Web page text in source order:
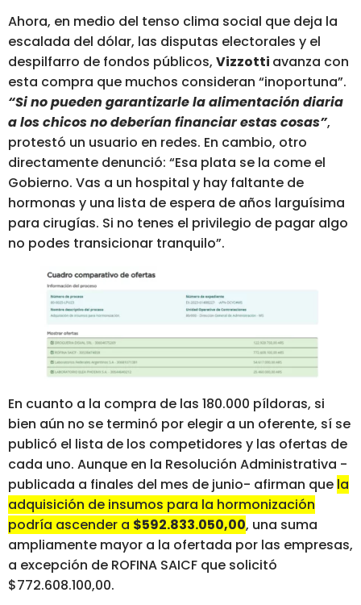
Ahora, en medio del tenso clima social que deja la
escalada del dólar, las disputas electorales y el
despilfarro de fondos públicos, Vizzotti avanza con
esta compra que muchos consideran “inoportuna”.
“Si no pueden garantizarle la alimentación diaria
a los chicos no deberían financiar estas cosas”,
protestó un usuario en redes. En cambio, otro
directamente denunció: “Esa plata se la come el
Gobierno. Vas a un hospital y hay faltante de
hormonas y una lista de espera de años larguísima
para cirugías. Si no tenes el privilegio de pagar algo
no podes transicionar tranquilo”.
En cuanto a la compra de las 180.000 píldoras, si
bien aún no se terminó por elegir a un oferente, sí se
publicó el lista de los competidores y las ofertas de
cada uno. Aunque en la Resolución Administrativa -
publicada a finales del mes de junio- afirman que la
adquisición de insumos para la hormonización
podría ascender a $592.833.050,00, una suma
ampliamente mayor a la ofertada por las empresas,
a excepción de ROFINA SAICF que solicitó
$772.608.100,00.